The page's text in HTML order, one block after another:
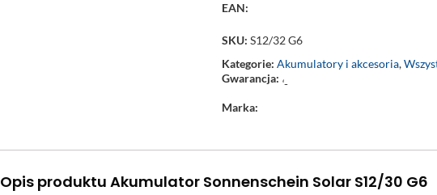
EAN:
SKU:S12/32 G6
Kategorie:Akumulatory i akcesoria,
Gwarancja: ‘-
Marka:
Opis produktu Akumulator Sonnenschein Solar S12/30 G6